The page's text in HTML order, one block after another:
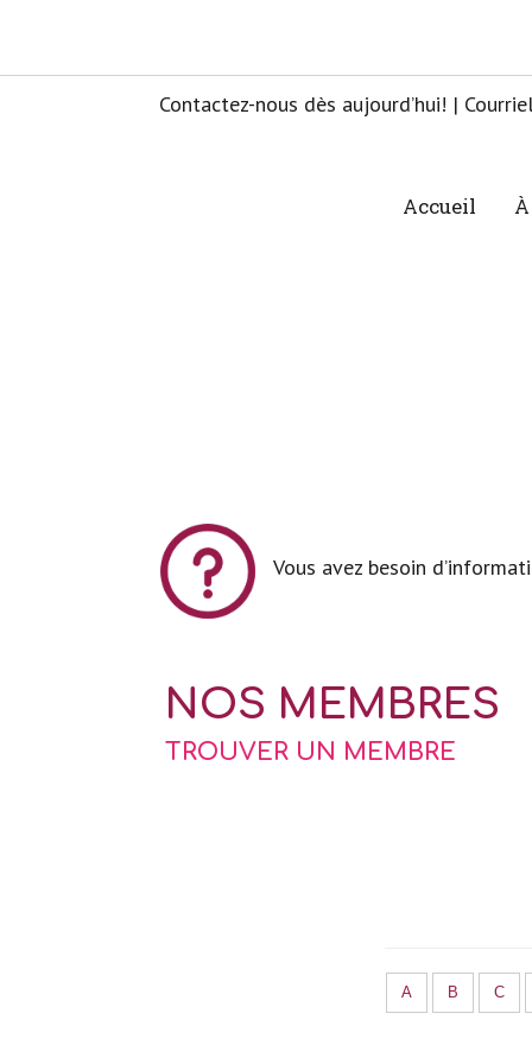
Contactez-nous dès aujourd’hui! |
Accueil
Vous avez besoin
NOS MEMBRES
TROUVER UN MEMBRE
A B C